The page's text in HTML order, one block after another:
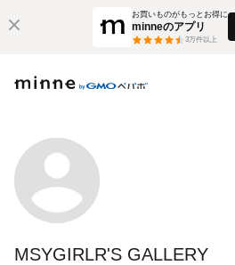
お買いものがもっとお得に
minneのアプリ
3万件以上
MSYGIRLR'S GALLERY